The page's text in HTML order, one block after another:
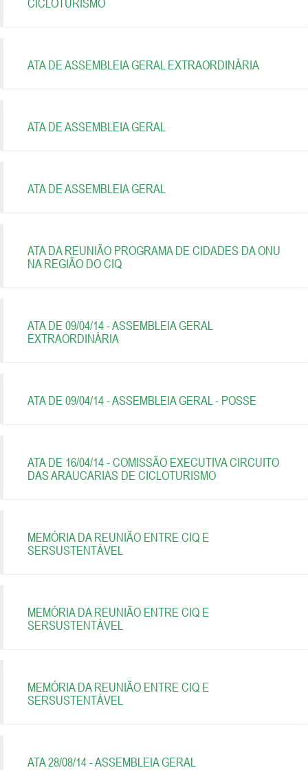
CICLOTURISMO
ATA DE ASSEMBLEIA GERAL EXTRAORDINÁRIA
ATA DE ASSEMBLEIA GERAL
ATA DE ASSEMBLEIA GERAL
ATA DA REUNIÃO PROGRAMA DE CIDADES DA ONU
NA REGIÃO DO CIQ
ATA DE 09/04/14 - ASSEMBLEIA GERAL
EXTRAORDINÁRIA
ATA DE 09/04/14 - ASSEMBLEIA GERAL - POSSE
ATA DE 16/04/14 - COMISSÃO EXECUTIVA CIRCUITO
DAS ARAUCARIAS DE CICLOTURISMO
MEMÓRIA DA REUNIÃO ENTRE CIQ E
SERSUSTENTÁVEL
MEMÓRIA DA REUNIÃO ENTRE CIQ E
SERSUSTENTÁVEL
MEMÓRIA DA REUNIÃO ENTRE CIQ E
SERSUSTENTÁVEL
ATA 28/08/14 - ASSEMBLEIA GERAL